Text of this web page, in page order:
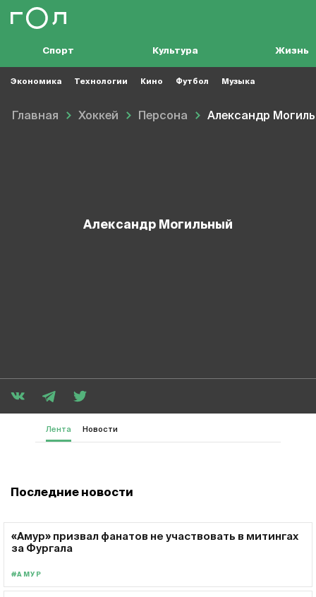
Спорт Культура Жизнь
Экономика Технологии Кино Футбол Музыка
Главная Хоккей Персона Александр
Александр Могильный
Лента Новости
Последние новости
«Амур» призвал фанатов не участвовать в митингах
за Фургала
#АМУР